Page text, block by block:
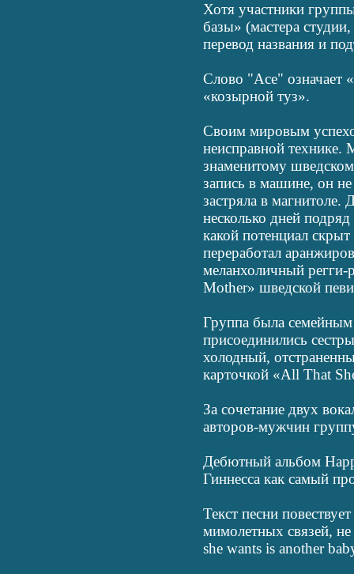
Хотя участники
базы» (мастера
перевод названия и
Слово "Ace" означает
«козырной туз».
Своим мировым
неисправной технике.
знаменитому
запись в машине, он
застряла в
несколько дней
какой потенциал
переработал
меланхоличный
Mother» шведской
Группа была
присоединились
холодный,
карточкой «All That
За сочетание двух
авторов-мужчин
Дебютный альбом
Гиннесса как самый
Текст песни
мимолетных связей,
she wants is another